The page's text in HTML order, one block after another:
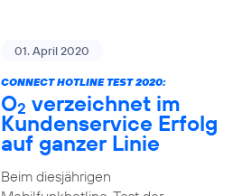
01. April 2020
CONNECT HOTLINE TEST 2020:
O2 verzeichnet im
Kundenservice Erfolg
auf ganzer Linie
Beim diesjährigen